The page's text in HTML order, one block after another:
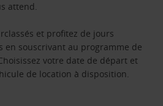
attend.
et profitez de jours
en souscrivant au programme de
votre date de départ et
de location à disposition.